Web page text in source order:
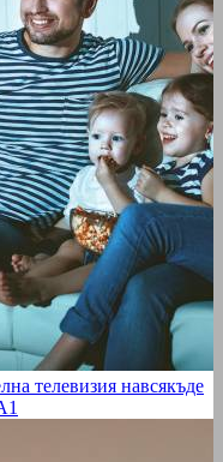
телевизия навсякъде